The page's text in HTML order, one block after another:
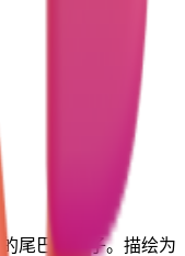
尾巴和钳子。描绘为